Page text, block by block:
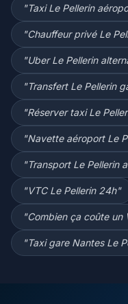
"Taxi Le Pellerin
"Chauffeur privé Le
"Uber Le Pellerin
"Transfert Le Pellerin
"Réserver taxi Le
"Navette aéroport Le
"Transport Le Pellerin
"VTC Le Pellerin 24h"
"Combien ça coûte un
"Taxi gare Nantes Le